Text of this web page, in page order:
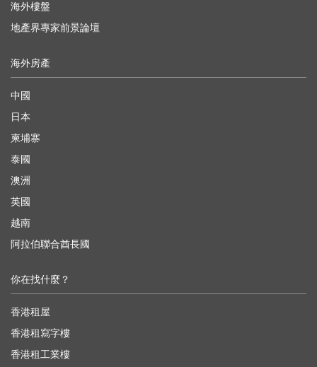
海外樓盤
地產界專家前景論壇
海外房產
中國
日本
柬埔寨
泰國
澳洲
英國
越南
阿拉伯聯合酋長國
你在找什麼？
香港租屋
香港租寫字樓
香港租工業樓